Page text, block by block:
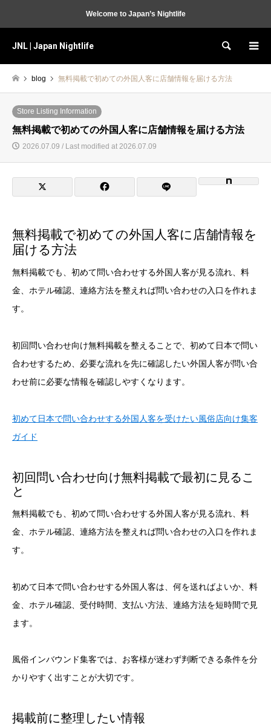
Welcome to Japan’s Nightlife
JNL | Japan Nightlife Search
blog 無料掲載で初めての外国人客に店舗情報を届ける方法
Store Listing Information
無料掲載で初めての外国人客に店舗情報を届ける方法
2026.07.09 / Last modified at 2026.07.09
無料掲載で初めての外国人客に店舗情報を
届ける方法
無料掲載でも、初めて問い合わせする外国人客が見る流れ、料
金、ホテル確認、連絡方法を整えれば問い合わせの入口を作れま
す。
初回問い合わせ向け無料掲載を整えることで、初めて日本で問い
合わせするため、必要な流れを先に確認したい外国人客が問い合
わせ前に必要な情報を確認しやすくなります。
初めて日本で問い合わせする外国人客を受けたい風俗店向け集客
ガイド
初回問い合わせ向け無料掲載で最初に見るこ
と
無料掲載でも、初めて問い合わせする外国人客が見る流れ、料
金、ホテル確認、連絡方法を整えれば問い合わせの入口を作れま
す。
初めて日本で問い合わせする外国人客は、何を送ればよいか、料
金、ホテル確認、受付時間、支払い方法、連絡方法を短時間で見
ます。
風俗インバウンド集客では、お客様が迷わず判断できる条件を分
かりやすく出すことが大切です。
掲載前に整理したい情報